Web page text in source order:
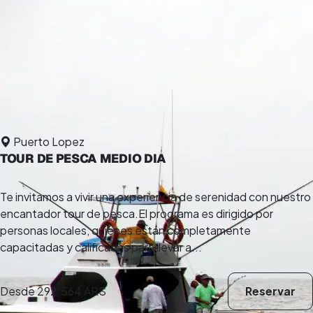
Puerto Lopez
TOUR DE PESCA MEDIO DIA
Te invitamos a vivir una experiencia de serenidad con nuestro
encantador tour de pesca.El programa es dirigido por
personas locales, quienes están completamente
capacitadas y calificadas para llevar a...
Desde292.564 ARS Reservar